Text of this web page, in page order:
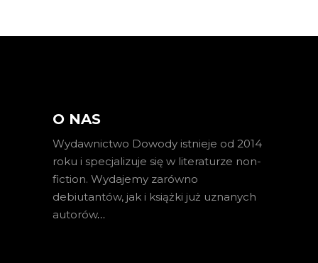
O NAS
Wydawnictwo Dowody istnieje od 2014
roku i specjalizuje się w literaturze non-
fiction. Wydajemy zarówno
debiutantów, jak i książki już uznanych
autorów…